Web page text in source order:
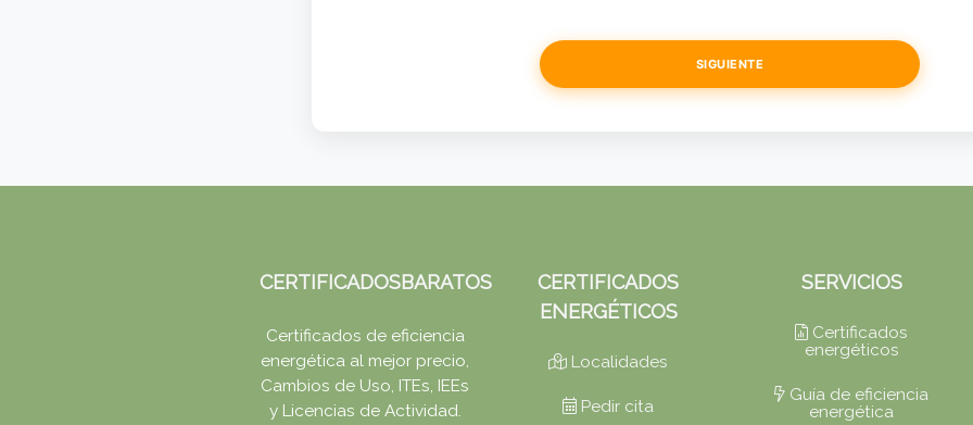
SIGUIENTE
CERTIFICADOSBARATOS
Certificados de eficiencia
energética al mejor precio,
Cambios de Uso, ITEs, IEEs
y Licencias de Actividad.
CERTIFICADOS
ENERGÉTICOS
Localidades
Pedir cita
SERVICIOS
Certificados
energéticos
Guía de eficiencia
energética